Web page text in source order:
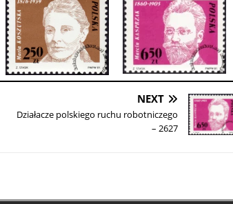
NEXT
Działacze polskiego ruchu robotniczego
– 2627